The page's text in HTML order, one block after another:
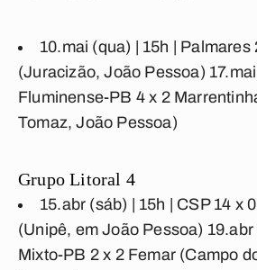
10.mai (qua) | 15h |
Palmares
(Juracizão, João Pessoa) 17.mai
Fluminense-PB 4 x 2
Tomaz, João Pessoa)
Grupo Litoral 4
15.abr (sáb) | 15h | CSP 14 x
(Unipê, em João Pessoa) 19.abr
Mixto-PB 2 x 2 Femar (Campo